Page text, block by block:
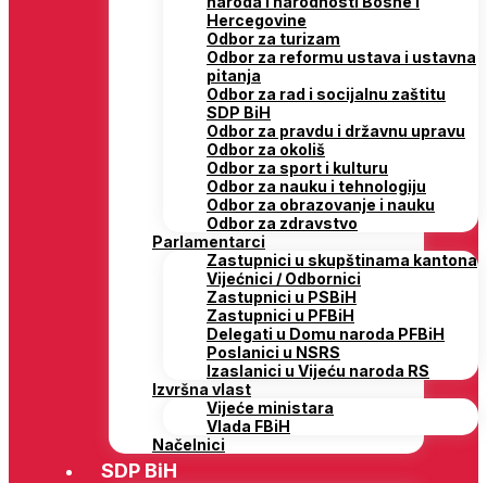
Hercegovine
Odbor za turizam
Odbor za reformu ustava i ustavna
pitanja
Odbor za rad i socijalnu zaštitu
SDP BiH
Odbor za pravdu i državnu upravu
Odbor za okoliš
Odbor za sport i kulturu
Odbor za nauku i tehnologiju
Odbor za obrazovanje i nauku
Odbor za zdravstvo
Parlamentarci
Zastupnici u skupštinama kantona
Vijećnici / Odbornici
Zastupnici u PSBiH
Zastupnici u PFBiH
Delegati u Domu naroda PFBiH
Poslanici u NSRS
Izaslanici u Vijeću naroda RS
Izvršna vlast
Vijeće ministara
Vlada FBiH
Načelnici
SDP BiH